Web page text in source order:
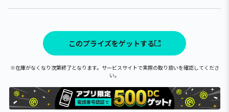
このプライズをゲットする
※在庫がなくなり次第終了となります。サービスサイトで実際の取り扱いを確認してくださ
い。